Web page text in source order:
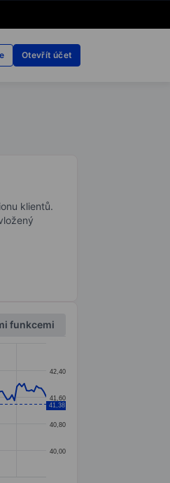
Otevřít účet
klientů.
funkcemi
40,00
40,80
41,60
42,40
41,38